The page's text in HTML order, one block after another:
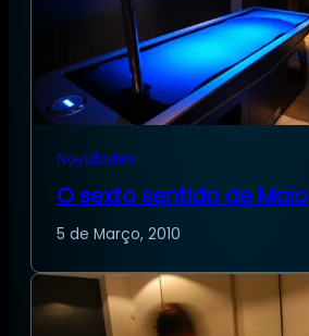
Novidades
O sexto sentido de Maio
5 de Março, 2010